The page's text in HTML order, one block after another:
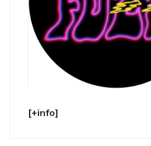
[+info]